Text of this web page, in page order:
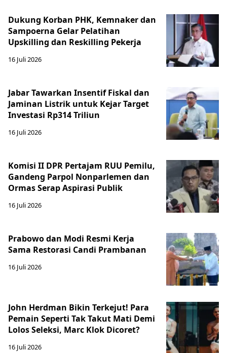
Dukung Korban PHK, Kemnaker dan
Sampoerna Gelar Pelatihan
Upskilling dan Reskilling Pekerja
16 Juli 2026
Jabar Tawarkan Insentif Fiskal dan
Jaminan Listrik untuk Kejar Target
Investasi Rp314 Triliun
16 Juli 2026
Komisi II DPR Pertajam RUU Pemilu,
Gandeng Parpol Nonparlemen dan
Ormas Serap Aspirasi Publik
16 Juli 2026
Prabowo dan Modi Resmi Kerja
Sama Restorasi Candi Prambanan
16 Juli 2026
John Herdman Bikin Terkejut! Para
Pemain Seperti Tak Takut Mati Demi
Lolos Seleksi, Marc Klok Dicoret?
16 Juli 2026